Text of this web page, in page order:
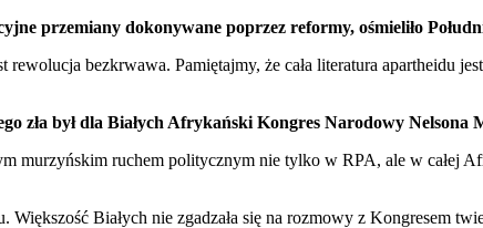
przemiany dokonywane poprzez reformy, ośmieliło
bezkrwawa. Pamiętajmy, że cała literatura apartheidu
zła był dla Białych Afrykański Kongres Narodowy Nelsona
murzyńskim ruchem politycznym nie tylko w RPA, ale w całej
Białych nie zgadzała się na rozmowy z Kongresem